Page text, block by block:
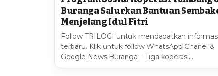
Buranga Salurkan Bantuan
Menjelang Idul Fitri
Follow TRILOGI untuk mendapatkan
terbaru. Klik untuk follow WhatsApp Chanel &
Google News Buranga – Tiga koperasi…